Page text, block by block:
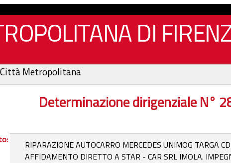
DI
Metropolitana
Determinazione dirigenziale N°
RIPARAZIONE AUTOCARRO MERCEDES UNIMOG TARGA
AFFIDAMENTO DIRETTO A STAR - CAR SRL IMOLA.